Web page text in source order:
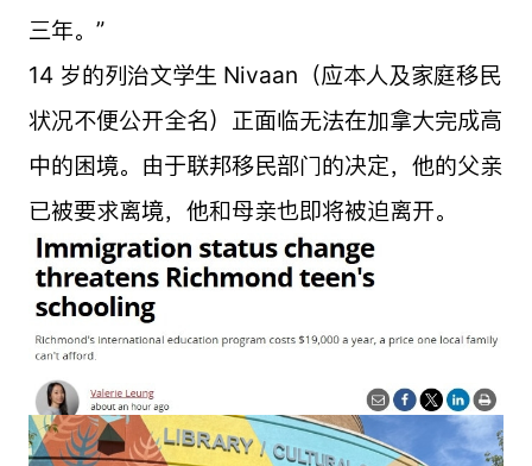
三年。”
14 岁的列治文学生 Nivaan（应本人及家庭移民
状况不便公开全名）正面临无法在加拿大完成高
中的困境。由于联邦移民部门的决定，他的父亲
已被要求离境，他和母亲也即将被迫离开。